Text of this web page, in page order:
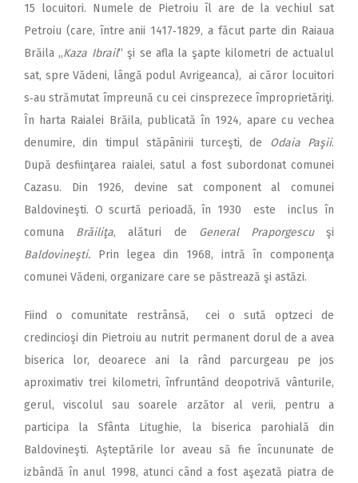
15 locuitori. Numele de Pietroiu îl are de la vechiul sat
Petroiu (care, între anii 1417‑1829, a făcut parte din Raiaua
Brăila ,,Kaza Ibrail“ şi se afla la şapte kilometri de actualul
sat, spre Vădeni, lângă podul Avrigeanca), ai căror locuitori
s‑au strămutat îm­preună cu cei cinsprezece împroprietăriţi.
În harta Raialei Brăila, publicată în 1924, apare cu vechea
denumire, din timpul stăpânirii turceşti, de Odaia Paşii.
După desfiinţarea raialei, satul a fost subordonat comunei
Cazasu. Din 1926, devine sat component al comunei
Baldovineşti. O scurtă perioadă, în 1930 este inclus în
comuna Brăiliţa, alături de General Praporgescuşi
Baldovineşti. Prin legea din 1968, intră în componenţa
comunei Vădeni, organizare care se păstrează şi astăzi.
Fiind o comunitate restrânsă, cei o sută optzeci de
credincioşi din Pietroiu au nutrit permanent dorul de a avea
biserica lor, deoarece ani la rând parcurgeau pe jos
aproximativ trei kilometri, înfruntând deopotrivă vânturile,
gerul, viscolul sau soarele arzător al verii, pentru a
participa la Sfânta Litughie, la biserica parohială din
Baldovineşti. Aşteptările lor aveau să fie încununate de
izbândă în anul 1998, atunci când a fost aşezată piatra de